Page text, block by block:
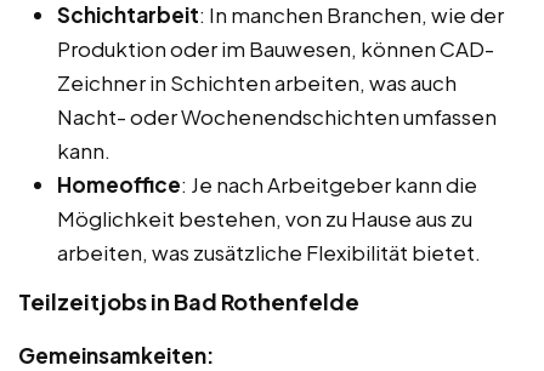
Schichtarbeit: In manchen Branchen, wie der
Produktion oder im Bauwesen, können CAD-
Zeichner in Schichten arbeiten, was auch
Nacht- oder Wochenendschichten umfassen
kann.
Homeoffice: Je nach Arbeitgeber kann die
Möglichkeit bestehen, von zu Hause aus zu
arbeiten, was zusätzliche Flexibilität bietet.
Teilzeitjobs in Bad Rothenfelde
Gemeinsamkeiten: